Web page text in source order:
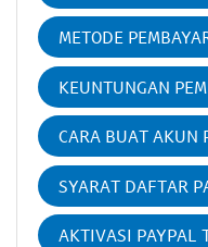
METODE
KEUNTUNGAN
CARA BUAT AKUN
SYARAT DAFTAR
AKTIVASI PAYPAL